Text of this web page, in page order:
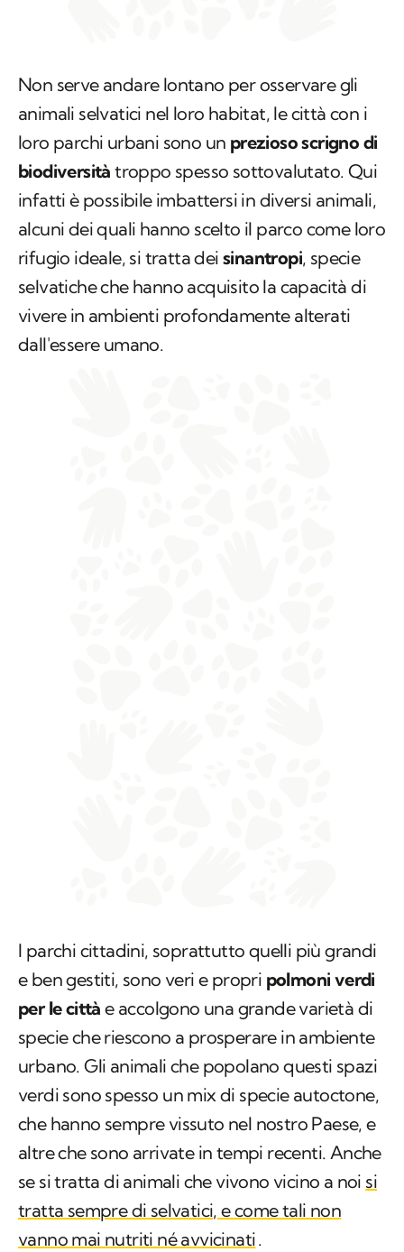
Non serve andare lontano per osservare gli
animali selvatici nel loro habitat, le città con i
loro parchi urbani sono un prezioso scrigno di
biodiversità troppo spesso sottovalutato. Qui
infatti è possibile imbattersi in diversi animali,
alcuni dei quali hanno scelto il parco come loro
rifugio ideale, si tratta dei sinantropi, specie
selvatiche che hanno acquisito la capacità di
vivere in ambienti profondamente alterati
dall'essere umano.
I parchi cittadini, soprattutto quelli più grandi
e ben gestiti, sono veri e propri polmoni verdi
per le città e accolgono una grande varietà di
specie che riescono a prosperare in ambiente
urbano. Gli animali che popolano questi spazi
verdi sono spesso un mix di specie autoctone,
che hanno sempre vissuto nel nostro Paese, e
altre che sono arrivate in tempi recenti. Anche
se si tratta di animali che vivono vicino a noi si
tratta sempre di selvatici, e come tali non
vanno mai nutriti né avvicinati.